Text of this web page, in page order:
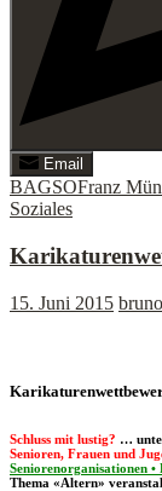
Email
BAGSOFranz
Soziales
15. Juni 2015
Schluss mit lustig? …
Senioren, Frauen und
Seniorenorganisationen •
Thema «Altern»